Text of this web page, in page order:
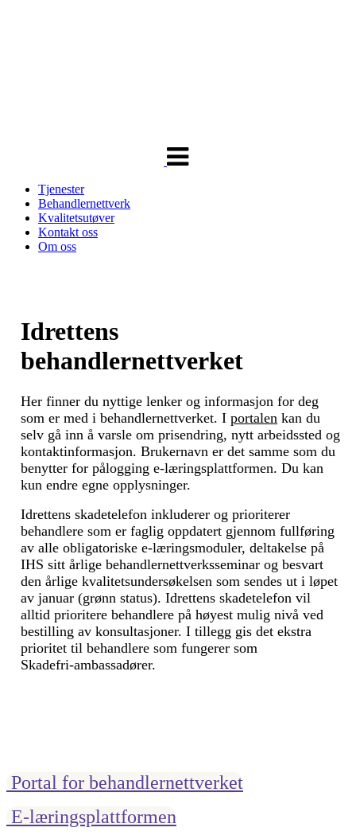
Tjenester
Behandlernettverk
Kvalitetsutøver
Kontakt oss
Om oss
Idrettens
behandlernettverket
Her finner du nyttige lenker og informasjon for deg
som er med i behandlernettverket. I portalen kan du
selv gå inn å varsle om prisendring, nytt arbeidssted og
kontaktinformasjon. Brukernavn er det samme som du
benytter for pålogging e-læringsplattformen. Du kan
kun endre egne opplysninger.
Idrettens skadetelefon inkluderer og prioriterer
behandlere som er faglig oppdatert gjennom fullføring
av alle obligatoriske e‑læringsmoduler, deltakelse på
IHS sitt årlige behandlernettverksseminar og besvart
den årlige kvalitetsundersøkelsen som sendes ut i løpet
av januar (grønn status). Idrettens skadetelefon vil
alltid prioritere behandlere på høyest mulig nivå ved
bestilling av konsultasjoner. I tillegg gis det ekstra
prioritet til behandlere som fungerer som
Skadefri‑ambassadører.
Portal for behandlernettverket
E-læringsplattformen